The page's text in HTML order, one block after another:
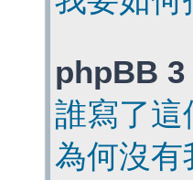
phpBB 3
誰寫了這
為何沒有